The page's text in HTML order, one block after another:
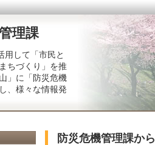
理課
用して「市民と
ちづくり」を推
」に「防災危機
、様々な情報発
防災危機管理課か